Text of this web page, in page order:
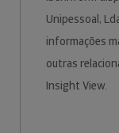
Unipessoal,
informações
outras
Insight View.